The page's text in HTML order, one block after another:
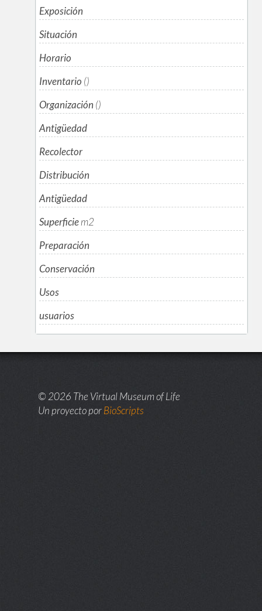
Exposición
Situación
Horario
Inventario ()
Organización ()
Antigüedad
Recolector
Distribución
Antigüedad
Superficiem2
Preparación
Conservación
Usos
usuarios
© 2026 The Virtual Museum of Life
Un proyecto porBioScripts